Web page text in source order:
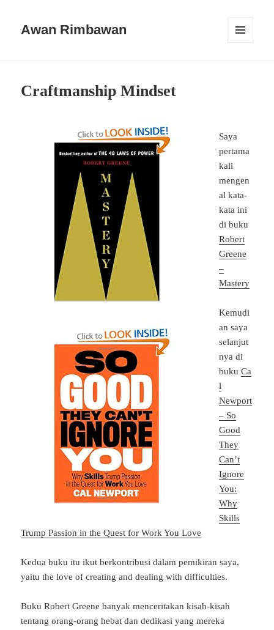
Awan Rimbawan
Craftmanship Mindset
Saya
pertama
kali
mengen
al kata-
kata ini
di buku
Robert
Greene
–
Mastery
Kemudi
an saya
selanjut
nya di
bukuCa
l
Newport
– So
Good
They
Can’t
Ignore
You:
Why
Skills
Trump Passion in the Quest for Work You Love
Kedua buku itu ikut berkontribusi dalam pemikiran saya,
yaitu the love of creating and dealing with difficulties.
Buku Robert Greene banyak menceritakan kisah-kisah
tentang orang-orang hebat dan dedikasi yang mereka